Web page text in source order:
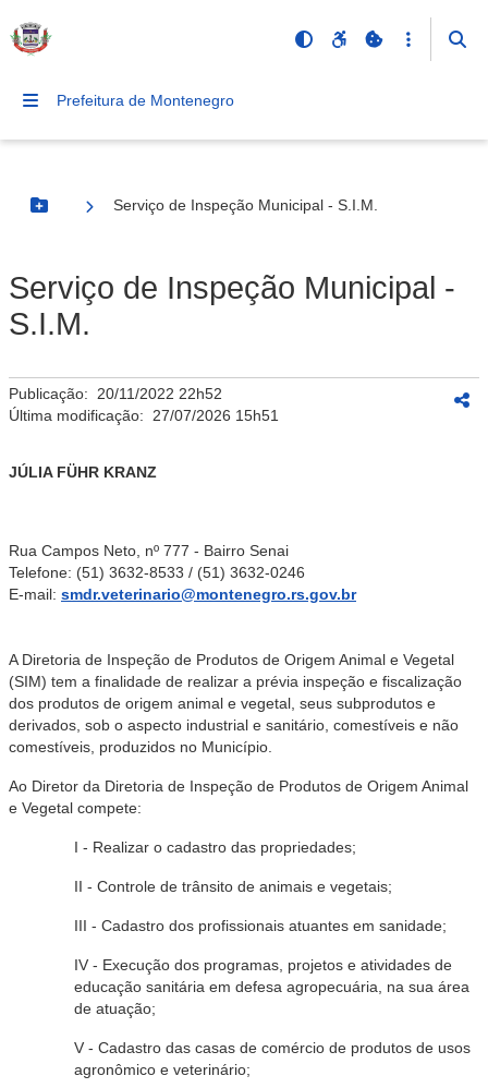
Prefeitura de Montenegro
Botão Menu
Serviço de Inspeção Municipal - S.I.M.
Serviço de Inspeção Municipal -
S.I.M.
Publicação: 20/11/2022 22h52
Última modificação: 27/07/2026 15h51
JÚLIA FÜHR KRANZ
Rua Campos Neto, nº 777 - Bairro Senai
Telefone: (51) 3632-8533 / (51) 3632-0246
E-mail: smdr.veterinario@montenegro.rs.gov.br
A Diretoria de Inspeção de Produtos de Origem Animal e Vegetal
(SIM) tem a finalidade de realizar a prévia inspeção e fiscalização
dos produtos de origem animal e vegetal, seus subprodutos e
derivados, sob o aspecto industrial e sanitário, comestíveis e não
comestíveis, produzidos no Município.
Ao Diretor da Diretoria de Inspeção de Produtos de Origem Animal
e Vegetal compete:
I - Realizar o cadastro das propriedades;
II - Controle de trânsito de animais e vegetais;
III - Cadastro dos profissionais atuantes em sanidade;
IV - Execução dos programas, projetos e atividades de
educação sanitária em defesa agropecuária, na sua área
de atuação;
V - Cadastro das casas de comércio de produtos de usos
agronômico e veterinário;